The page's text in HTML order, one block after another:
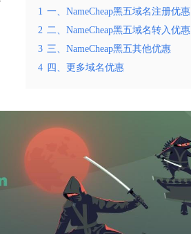
1 一、NameCheap黑五域名注册优惠
2 二、NameCheap黑五域名转入优惠
3 三、NameCheap黑五其他优惠
4 四、更多域名优惠